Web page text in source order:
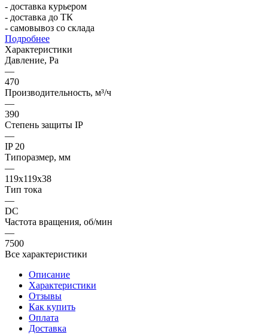
- доставка курьером
- доставка до ТК
- самовывоз со склада
Подробнее
Характеристики
Давление, Pa
—
470
Производительность, м³/ч
—
390
Степень защиты IP
—
IP 20
Типоразмер, мм
—
119x119x38
Тип тока
—
DC
Частота вращения, об/мин
—
7500
Все характеристики
Описание
Характеристики
Отзывы
Как купить
Оплата
Доставка